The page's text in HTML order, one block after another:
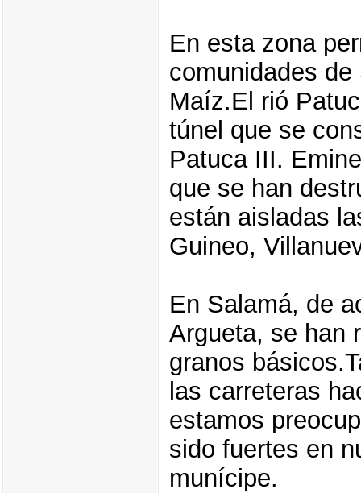
En esta zona
comunidades
Maíz.El rió
túnel que se
Patuca III.
que se han
están aisladas
Guineo,
En Salamá, de
Argueta, se han
granos
las carreteras
estamos
sido fuertes en
munícipe.